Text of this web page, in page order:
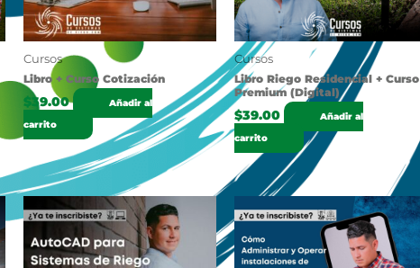
Cursos
Libro + Curso Cotización
$39.00
Añadir al
carrito
Cursos
Libro Riego Residencial + Curso
Premium (Digital)
$39.00
Añadir al
carrito